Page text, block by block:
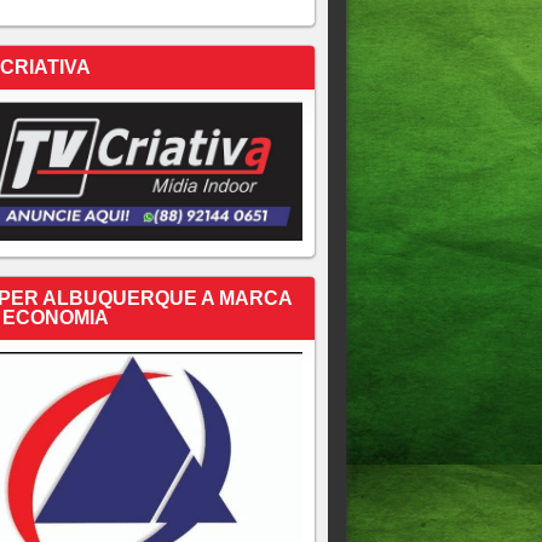
ALBUQUERQUE A MARCA
ECONOMIA